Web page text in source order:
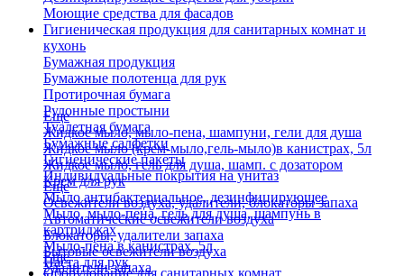
Моющие средства для фасадов
Гигиеническая продукция для санитарных комнат и
кухонь
Бумажная продукция
Бумажные полотенца для рук
Протирочная бумага
Рулонные простыни
Туалетная бумага
Бумажные салфетки
Гигиенические пакеты
Индивидуальные покрытия на унитаз
Еще
Жидкое мыло, мыло-пена, шампуни, гели для душа
Жидкое мыло (крем-мыло,гель-мыло)в канистрах, 5л
Жидкое мыло, гель для душа, шамп. с дозатором
Крем для рук
Мыло антибактериальное, дезинфицирующее
Мыло, мыло-пена, гель для душа, шампунь в
картриджах
Мыло-пена в канистрах, 5л
Паста для рук
Еще
Освежители воздуха, удалители, блокаторы запаха
Автоматические освежители воздуха
Блокаторы, удалители запаха
Бытовые освежители воздуха
Удалители запаха
Еще
Оборудование для санитарных комнат